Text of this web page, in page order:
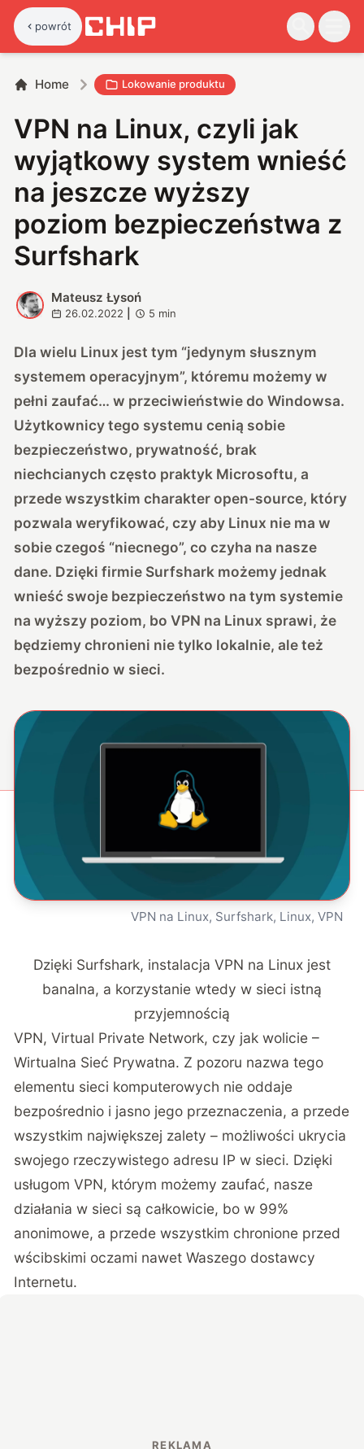
powrót
Home Lokowanie produktu
VPN na Linux, czyli jak
wyjątkowy system wnieść
na jeszcze wyższy
poziom bezpieczeństwa z
Surfshark
M
Mateusz Łysoń
26.02.2022 5 min
Dla wielu Linux jest tym “jedynym słusznym
systemem operacyjnym”, któremu możemy w
pełni zaufać… w przeciwieństwie do Windowsa.
Użytkownicy tego systemu cenią sobie
bezpieczeństwo, prywatność, brak
niechcianych często praktyk Microsoftu, a
przede wszystkim charakter open-source, który
pozwala weryfikować, czy aby Linux nie ma w
sobie czegoś “niecnego”, co czyha na nasze
dane. Dzięki firmie Surfshark możemy jednak
wnieść swoje bezpieczeństwo na tym systemie
na wyższy poziom, boVPN na Linux sprawi, że
będziemy chronieni nie tylko lokalnie, ale też
bezpośrednio w sieci.
VPN na Linux, Surfshark, Linux, VPN
Dzięki Surfshark, instalacja VPN na Linux jest
banalna, a korzystanie wtedy w sieci istną
przyjemnością
VPN, Virtual Private Network, czy jak wolicie –
Wirtualna Sieć Prywatna. Z pozoru nazwa tego
elementu sieci komputerowych nie oddaje
bezpośrednio i jasno jego przeznaczenia, a przede
wszystkim największej zalety – możliwości ukrycia
swojego rzeczywistego adresu IP w sieci. Dzięki
usługom VPN, którym możemy zaufać, nasze
działania w sieci są całkowicie, bo w 99%
anonimowe, a przede wszystkim chronione przed
wścibskimi oczami nawet Waszego dostawcy
Internetu.